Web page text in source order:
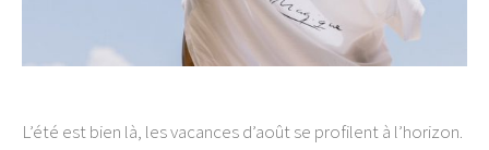
L’été est bien là, les vacances d’août se profilent à l’horizon.